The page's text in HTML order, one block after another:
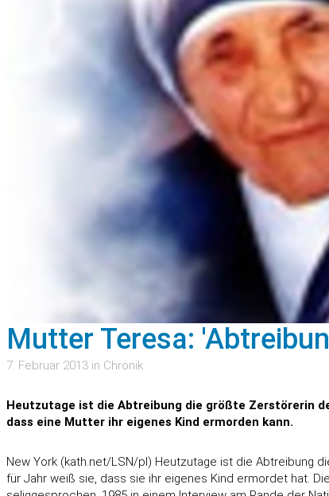
Mutter Teresa:
7. Februar 2013 in Chronik
Heutzutage ist die Abtreibung die größte Zerstörerin
dass eine Mutter ihr eigenes Kind ermorden kann.
New York (kath.net/LSN/pl) Heutzutage ist die
für Jahr weiß sie, dass sie ihr eigenes Kind ermordet hat.